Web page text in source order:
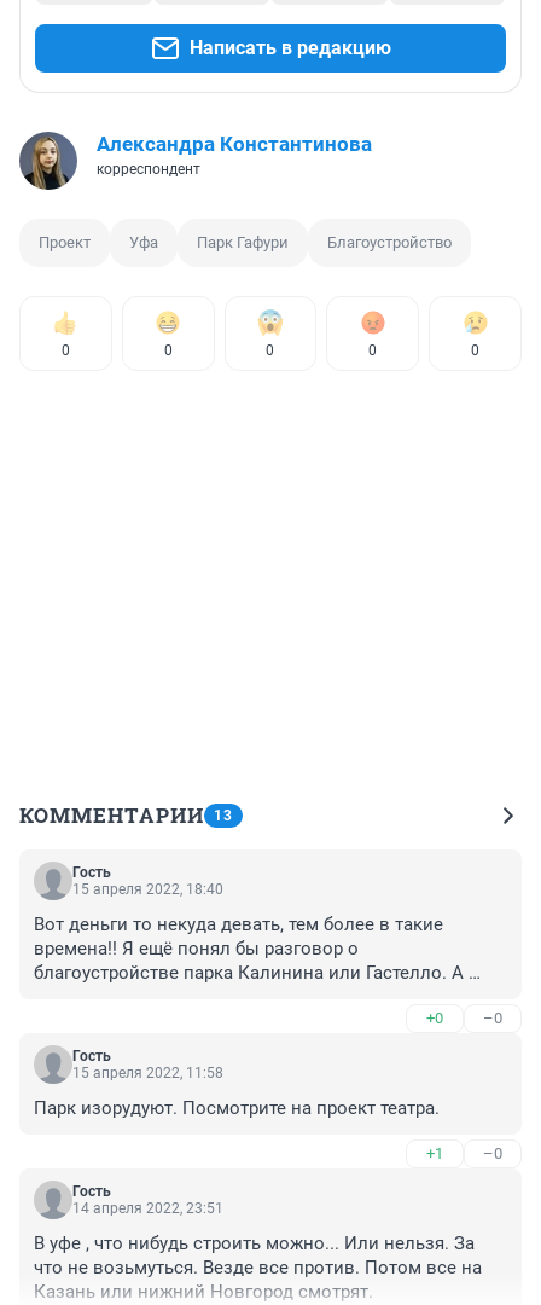
Написать в редакцию
Александра Константинова
корреспондент
Проект Уфа Парк Гафури Благоустройство
0 0 0 0 0
КОММЕНТАРИИ 13
Гость
15 апреля 2022, 18:40
Вот деньги то некуда девать, тем более в такие
времена!! Я ещё понял бы разговор о
благоустройстве парка Калинина или Гастелло. А
справлялись, пока их душить не стали (множество
кафе снесено).
+0 –0
Гость
15 апреля 2022, 11:58
Парк изорудуют. Посмотрите на проект театра.
+1 –0
Гость
14 апреля 2022, 23:51
В уфе , что нибудь строить можно... Или нельзя. За
что не возьмуться. Везде все против. Потом все на
Казань или нижний Новгород смотрят.